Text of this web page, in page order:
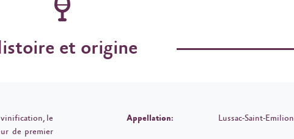
et origine
le
de premier
Appellation: Lussac-Saint-Emilion